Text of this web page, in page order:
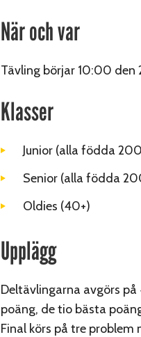
När och var
Tävling börjar 10:00 den
Klasser
Junior (alla födda
Senior (alla födda
Oldies (40+)
Upplägg
Deltävlingarna avgörs
poäng, de tio bästa
Final körs på tre